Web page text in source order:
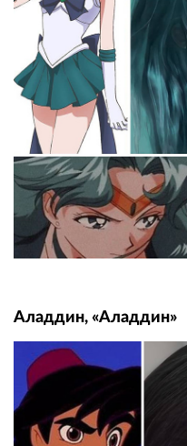
Аладдин, «Аладдин»